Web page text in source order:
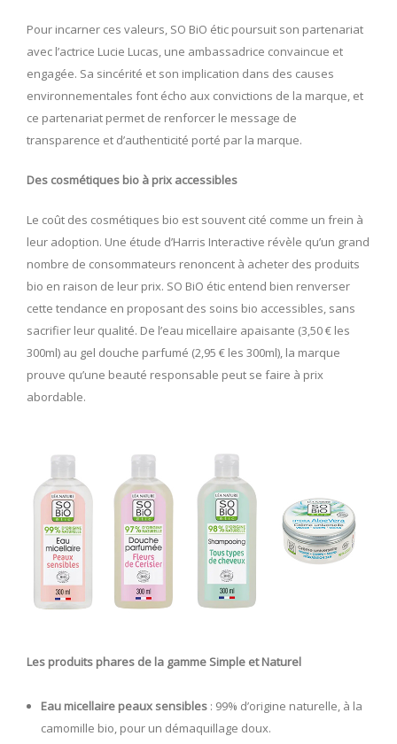
Pour incarner ces valeurs, SO BiO étic poursuit son partenariat
avec l’actrice Lucie Lucas, une ambassadrice convaincue et
engagée. Sa sincérité et son implication dans des causes
environnementales font écho aux convictions de la marque, et
ce partenariat permet de renforcer le message de
transparence et d’authenticité porté par la marque.
Des cosmétiques bio à prix accessibles
Le coût des cosmétiques bio est souvent cité comme un frein à
leur adoption. Une étude d’Harris Interactive révèle qu’un grand
nombre de consommateurs renoncent à acheter des produits
bio en raison de leur prix. SO BiO étic entend bien renverser
cette tendance en proposant des soins bio accessibles, sans
sacrifier leur qualité. De l’eau micellaire apaisante (3,50 € les
300ml) au gel douche parfumé (2,95 € les 300ml), la marque
prouve qu’une beauté responsable peut se faire à prix
abordable.
Les produits phares de la gamme Simple et Naturel
Eau micellaire peaux sensibles : 99% d’origine naturelle, à la
camomille bio, pour un démaquillage doux.